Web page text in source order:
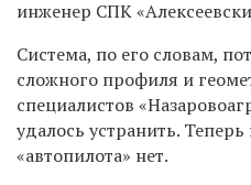
инженер СПК
Система, по его словам,
сложного профиля и
специалистов
удалось устранить.
«автопилота» нет.